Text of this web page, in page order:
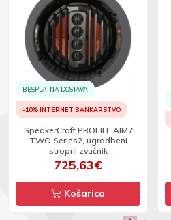
BESPLATNA DOSTAVA
-10% INTERNET BANKARSTVO
SpeakerCraft PROFILE AIM7
TWO Series2, ugradbeni
stropni zvučnik
725,63€
Košarica